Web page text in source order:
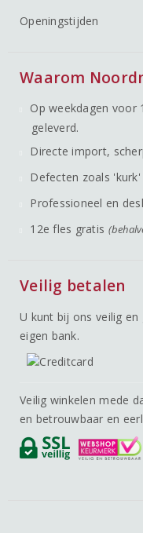
Openingstijden
Waarom
Op weekdagen voor
geleverd.
Directe import,
Defecten zoals
Professioneel en
12e fles gratis
Veilig betalen
U kunt bij ons veilig
eigen bank.
Veilig winkelen mede
en betrouwbaar en